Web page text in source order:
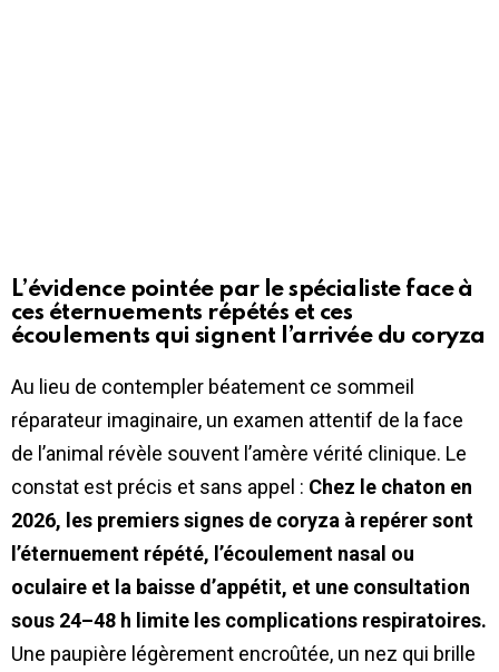
L’évidence pointée par le spécialiste face à
ces éternuements répétés et ces
écoulements qui signent l’arrivée du coryza
Au lieu de contempler béatement ce sommeil
réparateur imaginaire, un examen attentif de la face
de l’animal révèle souvent l’amère vérité clinique. Le
constat est précis et sans appel : Chez le chaton en
2026, les premiers signes de coryza à repérer sont
l’éternuement répété, l’écoulement nasal ou
oculaire et la baisse d’appétit, et une consultation
sous 24–48 h limite les complications respiratoires.
Une paupière légèrement encroûtée, un nez qui brille